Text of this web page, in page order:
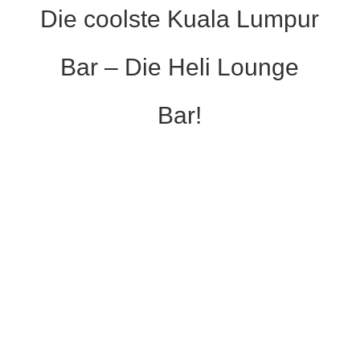
Die coolste Kuala Lumpur
Bar – Die Heli Lounge
Bar!